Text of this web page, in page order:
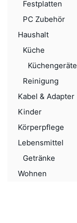
Festplatten
PC Zubehör
Haushalt
Küche
Küchengeräte
Reinigung
Kabel & Adapter
Kinder
Körperpflege
Lebensmittel
Getränke
Wohnen